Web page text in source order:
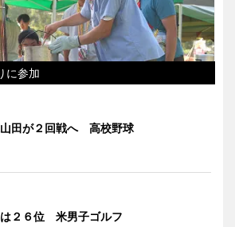
に参加
田が２回戦へ 高校野球
２６位 米男子ゴルフ